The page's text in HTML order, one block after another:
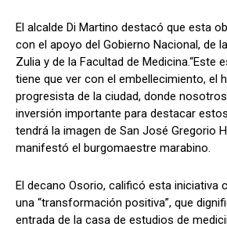
El alcalde Di Martino destacó que esta
con el apoyo del Gobierno Nacional, de
Zulia y de la Facultad de Medicina.“Este
tiene que ver con el embellecimiento, el
progresista de la ciudad, donde
inversión importante para destacar
tendrá la imagen de San José Gregorio
manifestó el burgomaestre marabino.
El decano Osorio, calificó esta iniciativa
una “transformación positiva”, que
entrada de la casa de estudios de